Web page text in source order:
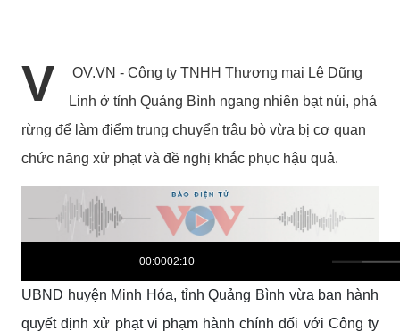
V
OV.VN - Công ty TNHH Thương mại Lê Dũng
Linh ở tỉnh Quảng Bình ngang nhiên bạt núi, phá
rừng để làm điểm trung chuyển trâu bò vừa bị cơ quan
chức năng xử phạt và đề nghị khắc phục hậu quả.
c
o
n
00:0002:10
UBND huyện Minh Hóa, tỉnh Quảng Bình vừa ban hành
quyết định xử phạt vi phạm hành chính đối với Công ty